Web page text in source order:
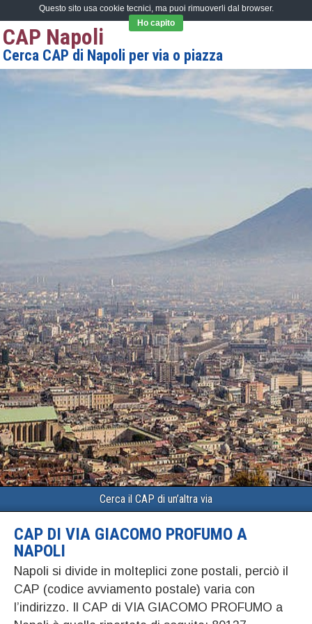
CAP Napoli
Cerca CAP di Napoli per via o piazza
Cerca il CAP di un’altra via
CAP DI VIA GIACOMO PROFUMO A
NAPOLI
Napoli si divide in molteplici zone postali, perciò il
CAP (codice avviamento postale) varia con
l’indirizzo. Il CAP di VIA GIACOMO PROFUMO a
Questo sito usa cookie tecnici, ma puoi rimuoverli dal browser.
Ho capito